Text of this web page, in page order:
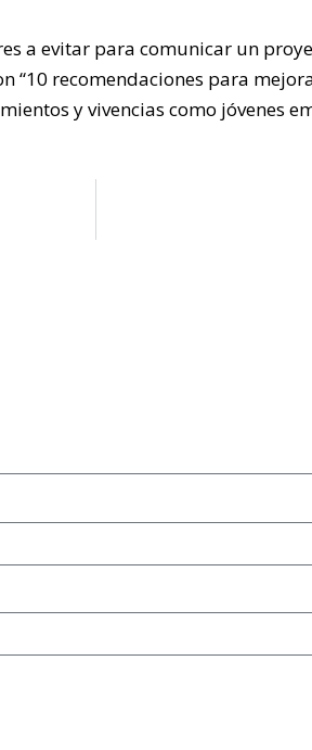
a evitar para comunicar un
“10 recomendaciones para
y vivencias como jóvenes